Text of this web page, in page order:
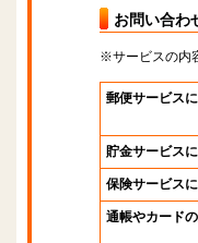
お問い合わ
※サービスの内
郵便サービス
貯金サービス
保険サービス
通帳やカード